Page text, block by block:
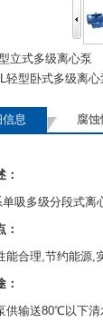
立式多级离心泵
轻型卧式多级离心
息 腐
：
单吸多级分段式
：
能合理,节约能源,
：
供输送80℃以下清